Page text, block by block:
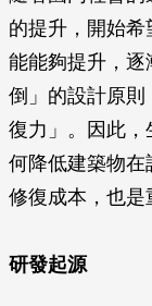
的提升，開始
能能夠提升，逐
倒」的設計原則
復力」。因此，
何降低建築物在
修復成本，也是
研發起源